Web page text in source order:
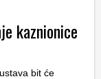
kaznionice
bit će